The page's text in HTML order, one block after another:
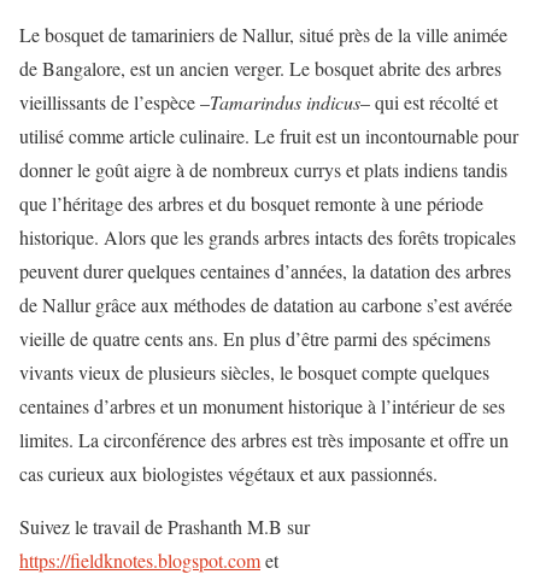
Le bosquet de tamariniers de Nallur, situé près de la ville animée
de Bangalore, est un ancien verger. Le bosquet abrite des arbres
vieillissants de l’espèce –Tamarindus indicus– qui est récolté et
utilisé comme article culinaire. Le fruit est un incontournable pour
donner le goût aigre à de nombreux currys et plats indiens tandis
que l’héritage des arbres et du bosquet remonte à une période
historique. Alors que les grands arbres intacts des forêts tropicales
peuvent durer quelques centaines d’années, la datation des arbres
de Nallur grâce aux méthodes de datation au carbone s’est avérée
vieille de quatre cents ans. En plus d’être parmi des spécimens
vivants vieux de plusieurs siècles, le bosquet compte quelques
centaines d’arbres et un monument historique à l’intérieur de ses
limites. La circonférence des arbres est très imposante et offre un
cas curieux aux biologistes végétaux et aux passionnés.
Suivez le travail de Prashanth M.B sur
https://fieldknotes.blogspot.comet